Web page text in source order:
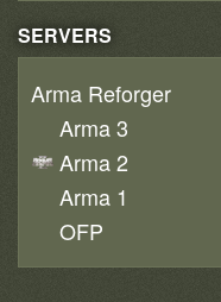
SERVERS
Arma Reforger
Arma 3
Arma 2
Arma 1
OFP